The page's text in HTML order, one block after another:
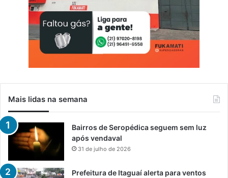
Mais lidas na semana
Bairros de Seropédica seguem sem luz
após vendaval
31 de julho de 2026
Prefeitura de Itaguaí alerta para ventos